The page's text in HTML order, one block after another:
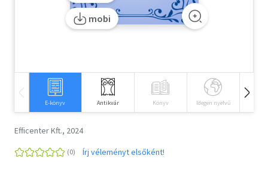
Társadalomtudomány
Történelem
mobi
E-könyv Antikvár Könyv Idegen nyelvű
Efficenter Kft., 2024
Írj véleményt elsőként!